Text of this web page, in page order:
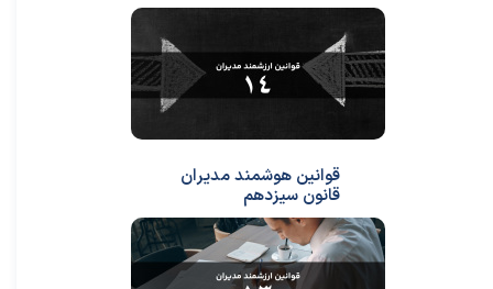
قوانین هوشمند مدیران
قانون سیزدهم